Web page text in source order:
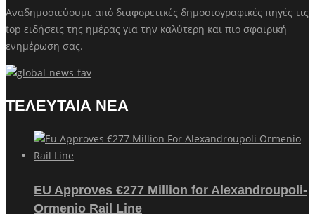
Αναδημοσιεύουμε από διαφορετικές δημοσιογραφικές πηγές τις
top ειδήσεις της ημέρας για την καλύτερη και πιο σφαιρική
ενημέρωση σας.
ΤΕΛΕΥΤΑΙΑ ΝΕΑ
EU Approves €277 Million for Alexandroupoli-
Ormenio Rail Line